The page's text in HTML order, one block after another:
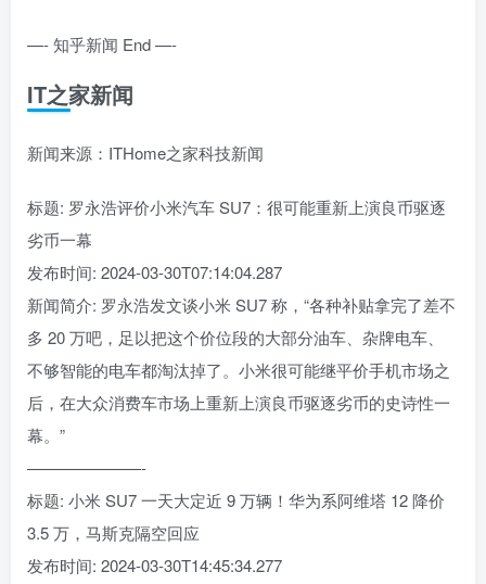
—- 知乎新闻 End —-
IT之家新闻
新闻来源：ITHome之家科技新闻
标题: 罗永浩评价小米汽车 SU7：很可能重新上演良币驱逐
劣币一幕
发布时间: 2024-03-30T07:14:04.287
新闻简介: 罗永浩发文谈小米 SU7 称，“各种补贴拿完了差不
多 20 万吧，足以把这个价位段的大部分油车、杂牌电车、
不够智能的电车都淘汰掉了。小米很可能继平价手机市场之
后，在大众消费车市场上重新上演良币驱逐劣币的史诗性一
幕。”
———————-
标题: 小米 SU7 一天大定近 9 万辆！华为系阿维塔 12 降价
3.5 万，马斯克隔空回应
发布时间: 2024-03-30T14:45:34.277